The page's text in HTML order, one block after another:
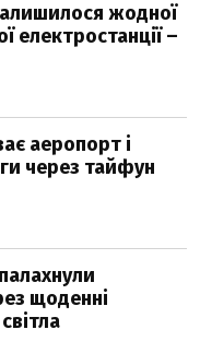
жодної
електростанції –
аеропорт і
через тайфун
щоденні